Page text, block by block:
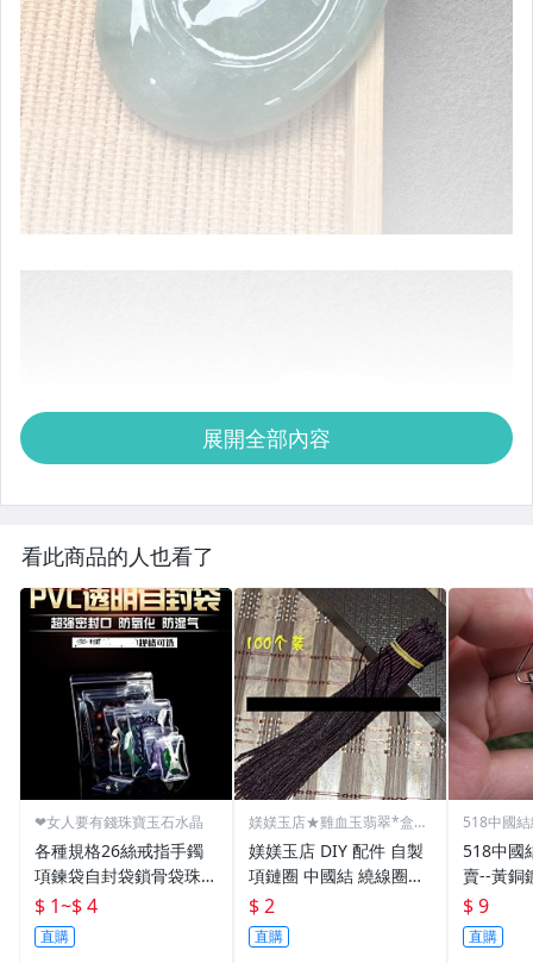
展開全部內容
看此商品的人也看了
❤女人要有錢珠寶玉石水晶
各種規格26絲戒指手鐲
項鍊袋自封袋鎖骨袋珠寶
首飾品袋玉石玉器袋透明
封袋PVC軟膠袋礦石標本
袋密封袋封口袋
$ 1~$ 4
直購
媄媄玉店★雞血玉翡翠*盒子
媄媄玉店 DIY 配件 自製
項鏈圈 中國結 繞線圈掛
繩 (咖紅黑)
$ 2
直購
518中國
518中國
賣--黃銅
頭--(小
墜 掛件
$ 9
直購